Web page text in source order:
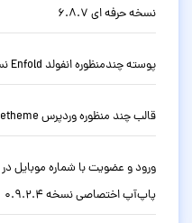
نسخه حرفه ای 6.8.7
پوسته چندمنظوره انفولد Enfold نسخه 7.1.6
قالب چند منظوره وردپرس Betheme نسخه 28.5.6
پاپ‌آپ اختصاصی نسخه 0.9.2.4